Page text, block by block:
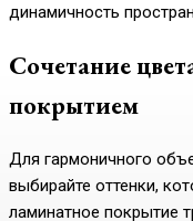
динамичность
Сочетание
покрытием
Для гармоничного
выбирайте оттенки,
ламинатное покрытие